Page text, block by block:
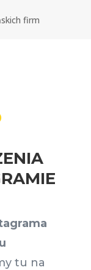
tu na